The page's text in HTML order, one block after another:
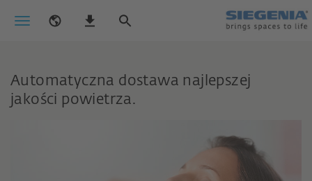
Automatyczna dostawa najlepszej
jakości powietrza.